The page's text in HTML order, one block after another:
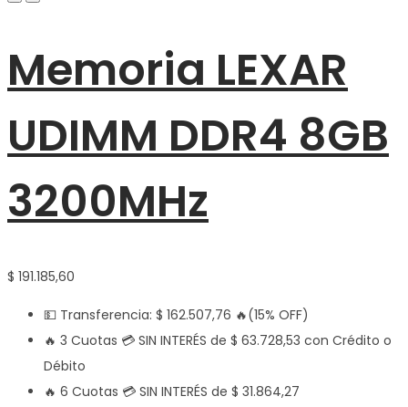
Memoria LEXAR
UDIMM DDR4 8GB
3200MHz
$ 191.185,60
💵 Transferencia: $ 162.507,76 🔥(15% OFF)
🔥 3 Cuotas 💳 SIN INTERÉS de $ 63.728,53 con Crédito o
Débito
🔥 6 Cuotas 💳 SIN INTERÉS de $ 31.864,27